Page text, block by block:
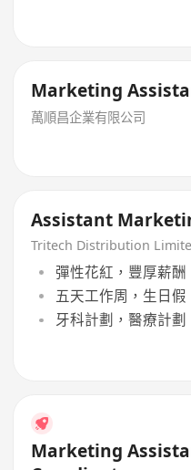
Marketing
萬順昌企業有限公司
Assistant
Tritech Distribution
彈性花紅，豐厚薪酬
五天工作周，生日假
牙科計劃，醫療計劃
Marketing